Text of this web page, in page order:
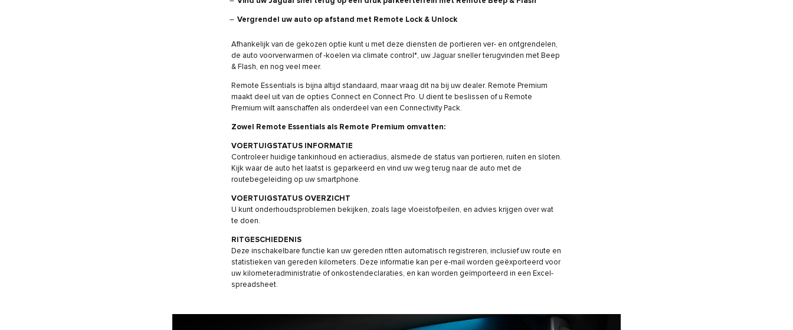
Vergrendel uw auto op afstand met Remote Lock & Unlock
Afhankelijk van de gekozen optie kunt u met deze diensten de portieren ver- en ontgrendelen,
de auto voorverwarmen of -koelen via climate control*, uw Jaguar sneller terugvinden met Beep
& Flash, en nog veel meer.
Remote Essentials is bijna altijd standaard, maar vraag dit na bij uw dealer. Remote Premium
maakt deel uit van de opties Connect en Connect Pro. U dient te beslissen of u Remote
Premium wilt aanschaffen als onderdeel van een Connectivity Pack.
Zowel Remote Essentials als Remote Premium omvatten:
VOERTUIGSTATUS INFORMATIE
Controleer huidige tankinhoud en actieradius, alsmede de status van portieren, ruiten en sloten.
Kijk waar de auto het laatst is geparkeerd en vind uw weg terug naar de auto met de
routebegeleiding op uw smartphone.
VOERTUIGSTATUS OVERZICHT
U kunt onderhoudsproblemen bekijken, zoals lage vloeistofpeilen, en advies krijgen over wat
te doen.
RITGESCHIEDENIS
Deze inschakelbare functie kan uw gereden ritten automatisch registreren, inclusief uw route en
statistieken van gereden kilometers. Deze informatie kan per e-mail worden geëxporteerd voor
uw kilometeradministratie of onkostendeclaraties, en kan worden geïmporteerd in een Excel-
spreadsheet.